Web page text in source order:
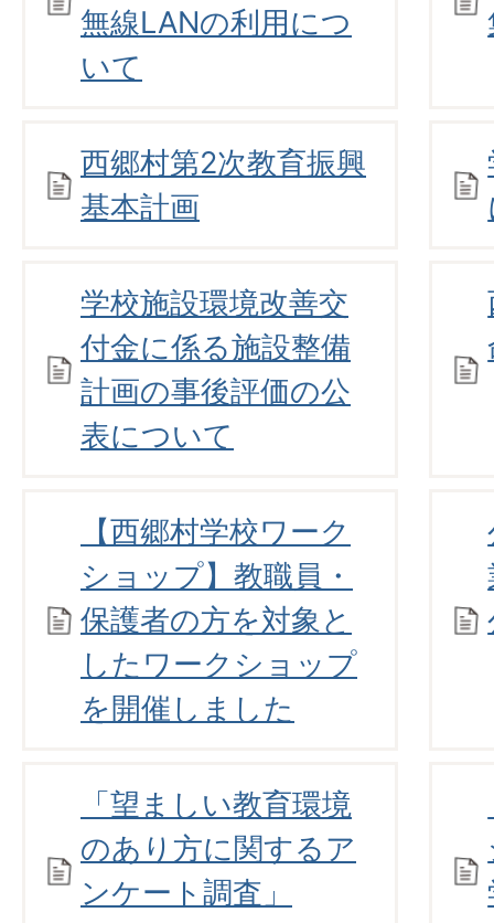
無線LANの利用につ
いて
西郷村第2次教育振興
基本計画
学校施設環境改善交
付金に係る施設整備
計画の事後評価の公
表について
【西郷村学校ワーク
ショップ】教職員・
保護者の方を対象と
したワークショップ
を開催しました
「望ましい教育環境
のあり方に関するア
ンケート調査」